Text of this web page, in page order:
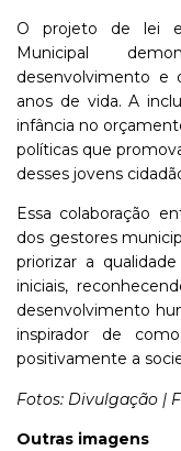
O projeto de lei
Municipal
desenvolvimento e
anos de vida. A
infância no
políticas que
desses jovens
Essa colaboração
dos gestores
priorizar a
iniciais,
desenvolvimento
inspirador de
positivamente a
Fotos: Divulgação |
Outras imagens